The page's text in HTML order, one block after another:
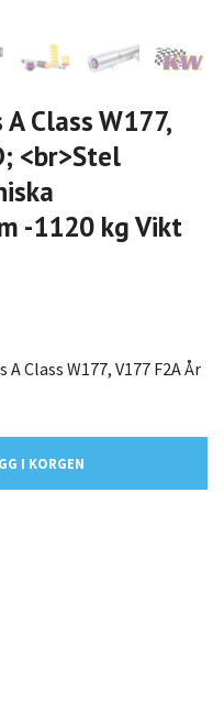
Class W177,
<br>Stel
-1120 kg Vikt
Class W177, V177 F2A År
I KORGEN